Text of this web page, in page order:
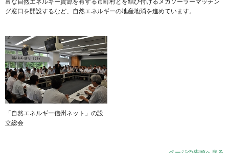
富な自然エネルギー資源を有する市町村とを結び付けるメガソーラーマッチン
グ窓口を開設するなど、自然エネルギーの地産地消を進めています。
「自然エネルギー信州ネット」の設
立総会